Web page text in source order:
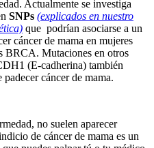
Actualmente se investiga
SNPs (explicados en nuestro
que podrían asociarse a un
cáncer de mama en mujeres
BRCA. Mutaciones en otros
(E-cadherina) también
cáncer de mama.
no suelen aparecer
de cáncer de mama es un